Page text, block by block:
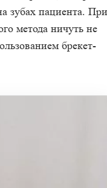
зубах пациента. При
метода ничуть не
брекет-